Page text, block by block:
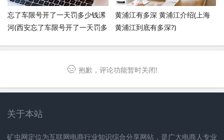
忘了车限号开了一天罚多少钱漯
河(西安忘了车限号开了一天罚多
黄浦江有多深 黄浦江介绍(上海
黄浦江到底有多深?)
抱歉，评论功能暂时关闭!
关于本站
矿虫网定位为互联网电商行业知识综合分享网站，是广大电商人专业